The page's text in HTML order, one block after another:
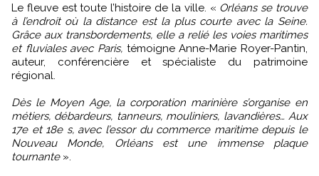
Le fleuve est toute l’histoire de la ville. « Orléans se trouve
à l’endroit où la distance est la plus courte avec la Seine.
Grâce aux transbordements, elle a relié les voies maritimes
et fluviales avec Paris, témoigne Anne-Marie Royer-Pantin,
auteur, conférencière et spécialiste du patrimoine
régional.
Dès le Moyen Age, la corporation marinière s’organise en
métiers, débardeurs, tanneurs, mouliniers, lavandières… Aux
17e et 18e s, avec l’essor du commerce maritime depuis le
Nouveau Monde, Orléans est une immense plaque
tournante».